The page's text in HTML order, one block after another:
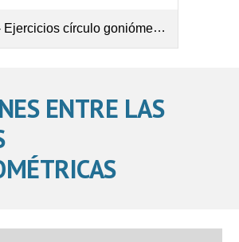
círculo goniómetro.pdf
ENTRE LAS